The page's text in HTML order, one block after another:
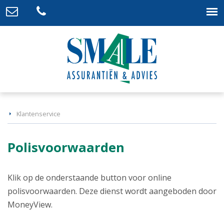
Klantenservice
Polisvoorwaarden
Klik op de onderstaande button voor online
polisvoorwaarden. Deze dienst wordt aangeboden door
MoneyView.